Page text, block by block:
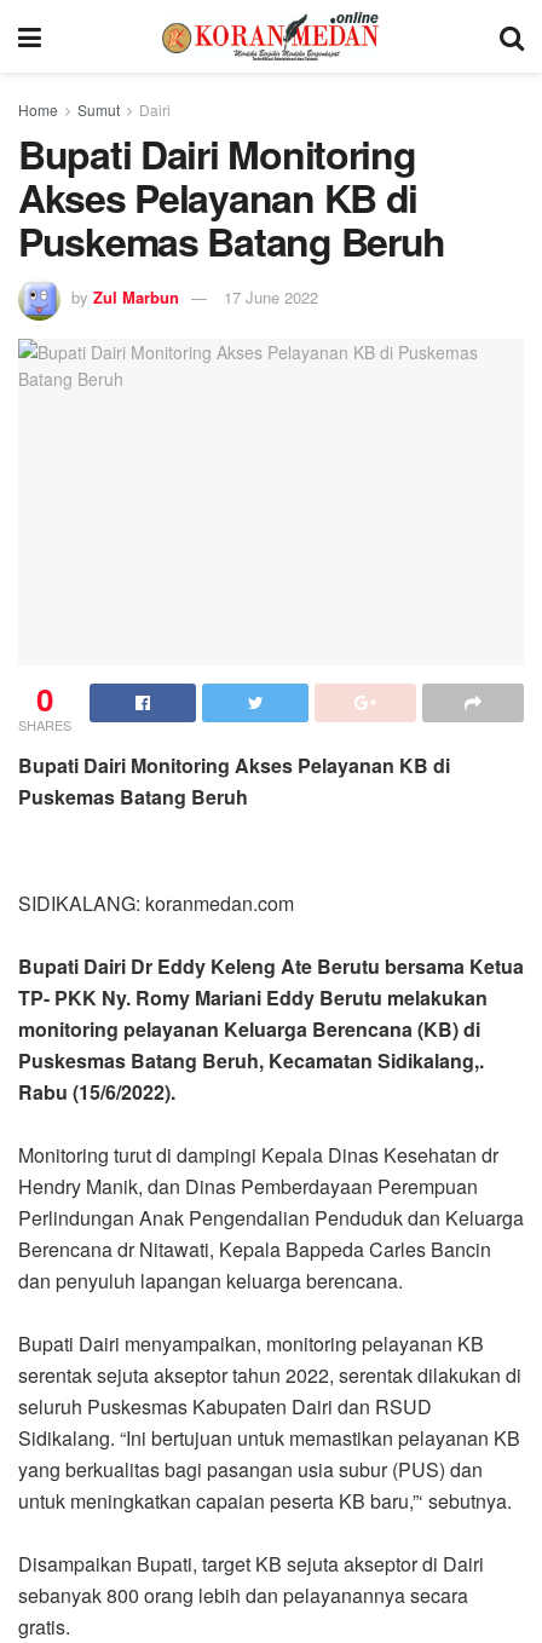
Home Sumut Dairi
Bupati Dairi Monitoring
Akses Pelayanan KB di
Puskemas Batang Beruh
by Zul Marbun 17 June 2022
0
SHARES
Bupati Dairi Monitoring Akses Pelayanan KB di
Puskemas Batang Beruh
SIDIKALANG: koranmedan.com
Bupati Dairi Dr Eddy Keleng Ate Berutu bersama Ketua
TP- PKK Ny. Romy Mariani Eddy Berutu melakukan
monitoring pelayanan Keluarga Berencana (KB) di
Puskesmas Batang Beruh, Kecamatan Sidikalang,.
Rabu (15/6/2022).
Monitoring turut di dampingi Kepala Dinas Kesehatan dr
Hendry Manik, dan Dinas Pemberdayaan Perempuan
Perlindungan Anak Pengendalian Penduduk dan Keluarga
Berencana dr Nitawati, Kepala Bappeda Carles Bancin
dan penyuluh lapangan keluarga berencana.
Bupati Dairi menyampaikan, monitoring pelayanan KB
serentak sejuta akseptor tahun 2022, serentak dilakukan di
seluruh Puskesmas Kabupaten Dairi dan RSUD
Sidikalang. “Ini bertujuan untuk memastikan pelayanan KB
yang berkualitas bagi pasangan usia subur (PUS) dan
untuk meningkatkan capaian peserta KB baru,”‘ sebutnya.
Disampaikan Bupati, target KB sejuta akseptor di Dairi
sebanyak 800 orang lebih dan pelayanannya secara
gratis.